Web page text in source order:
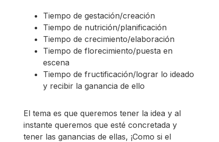
Tiempo de gestación/creación
Tiempo de nutrición/planificación
Tiempo de crecimiento/elaboración
Tiempo de florecimiento/puesta en
escena
Tiempo de fructificación/lograr lo ideado
y recibir la ganancia de ello
El tema es que queremos tener la idea y al
instante queremos que esté concretada y
tener las ganancias de ellas, ¡Como si el